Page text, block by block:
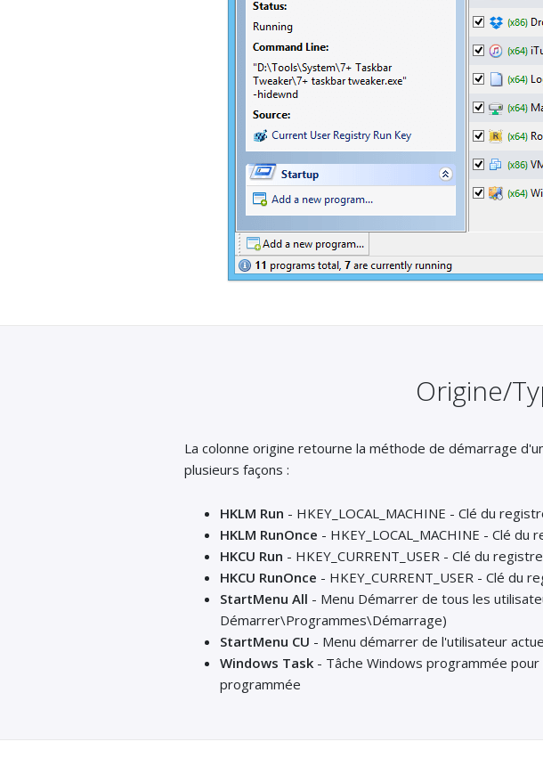
Origine/
La colonne origine retourne la méthode de démarrage
plusieurs façons :
HKLM Run - HKEY_LOCAL_MACHINE - Clé du
HKLM RunOnce - HKEY_LOCAL_MACHINE - Clé
HKCU Run - HKEY_CURRENT_USER - Clé du registre
HKCU RunOnce - HKEY_CURRENT_USER - Clé du
StartMenu All - Menu Démarrer de tous les
Démarrer\Programmes\Démarrage)
StartMenu CU - Menu démarrer de l'utilisateur
Windows Task - Tâche Windows programmée
programmée